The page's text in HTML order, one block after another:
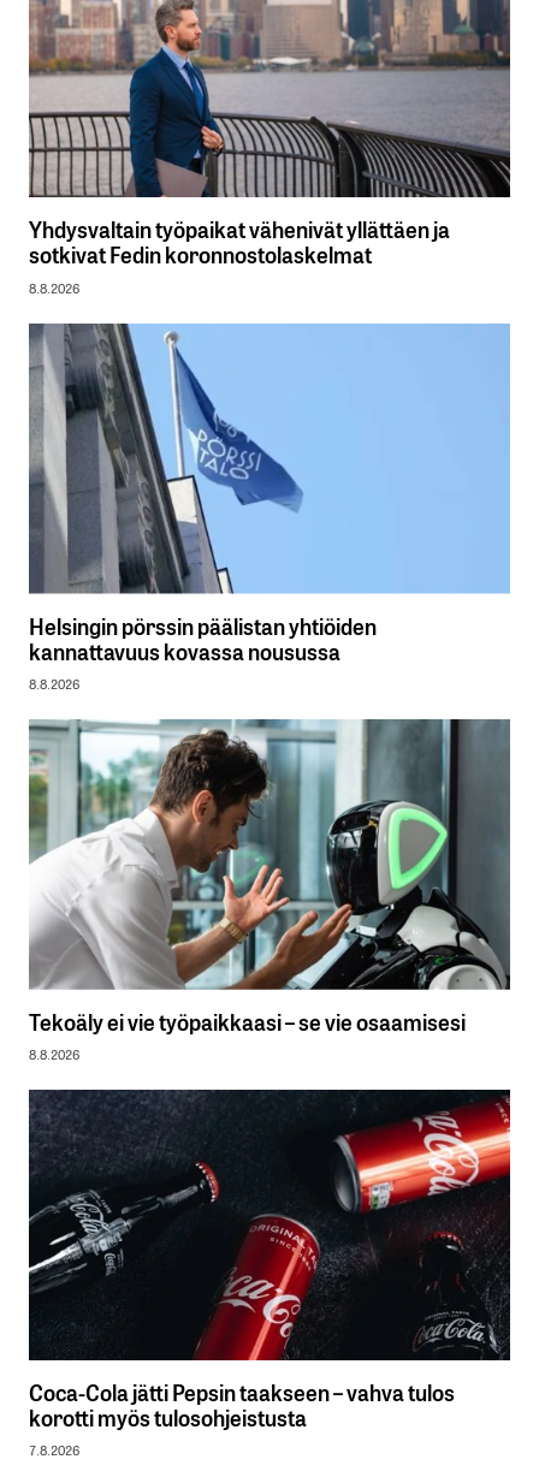
Yhdysvaltain työpaikat vähenivät yllättäen ja
sotkivat Fedin koronnostolaskelmat
8.8.2026
Helsingin pörssin päälistan yhtiöiden
kannattavuus kovassa nousussa
8.8.2026
Tekoäly ei vie työpaikkaasi – se vie osaamisesi
8.8.2026
Coca-Cola jätti Pepsin taakseen – vahva tulos
korotti myös tulosohjeistusta
7.8.2026